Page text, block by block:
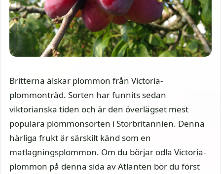
Britterna älskar plommon från Victoria-
plommonträd. Sorten har funnits sedan
viktorianska tiden och är den överlägset mest
populära plommonsorten i Storbritannien. Denna
härliga frukt är särskilt känd som en
matlagningsplommon. Om du börjar odla Victoria-
plommon på denna sida av Atlanten bör du först